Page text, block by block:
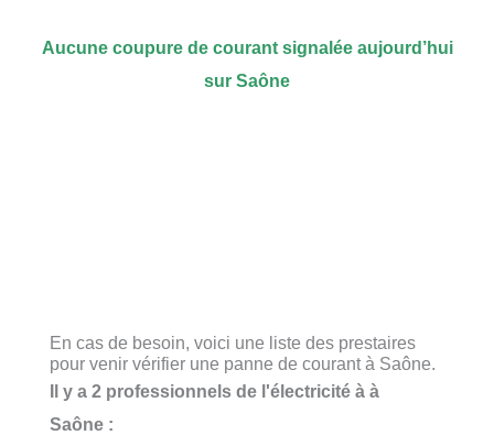
Aucune coupure de courant signalée aujourd’hui
sur Saône
En cas de besoin, voici une liste des prestaires
pour venir vérifier une panne de courant à Saône.
Il y a 2 professionnels de l'électricité à à
Saône :